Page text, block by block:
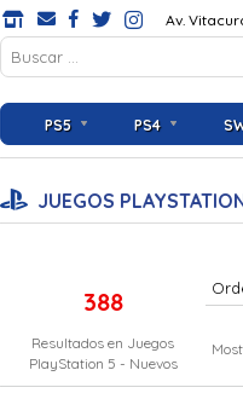
Av.
PS5 PS4
JUEGOS
388
Resultados en Juegos
PlayStation 5 - Nuevos